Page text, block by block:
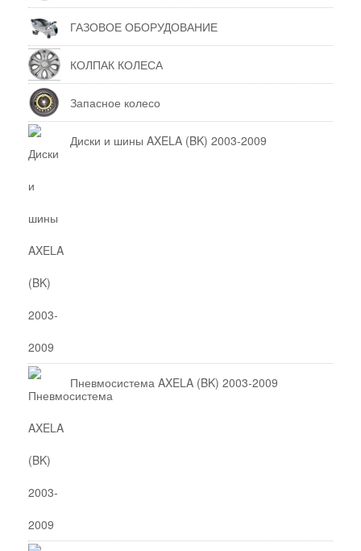
ГАЗОВОЕ ОБОРУДОВАНИЕ
КОЛПАК КОЛЕСА
Запасное колесо
Диски и шины AXELA (BK) 2003-2009
Пневмосистема AXELA (BK) 2003-2009